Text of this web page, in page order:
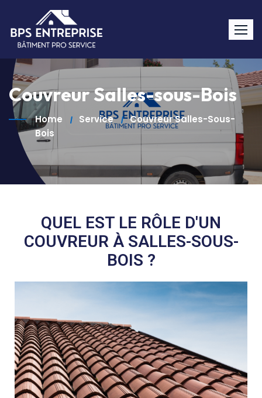
Couvreur Salles-sous-Bois
Home Service
Couvreur Salles-Sous-
Bois
QUEL EST LE RÔLE D'UN
COUVREUR À SALLES-SOUS-
BOIS ?